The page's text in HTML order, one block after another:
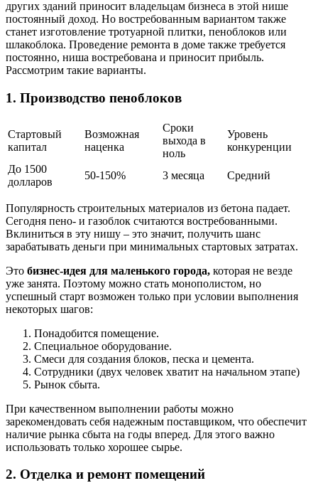
других зданий приносит владельцам бизнеса в этой нише
постоянный доход. Но востребованным вариантом также
станет изготовление тротуарной плитки, пеноблоков или
шлакоблока. Проведение ремонта в доме также требуется
постоянно, ниша востребована и приносит прибыль.
Рассмотрим такие варианты.
1. Производство пеноблоков
Стартовый
капитал
Возможная
наценка
Сроки
выхода в
ноль
Уровень
конкуренции
До 1500
долларов
50-150% 3 месяца Средний
Популярность строительных материалов из бетона падает.
Сегодня пено- и газоблок считаются востребованными.
Вклиниться в эту нишу – это значит, получить шанс
зарабатывать деньги при минимальных стартовых затратах.
Это бизнес-идея для маленького города, которая не везде
уже занята. Поэтому можно стать монополистом, но
успешный старт возможен только при условии выполнения
некоторых шагов:
Понадобится помещение.
Специальное оборудование.
Смеси для создания блоков, песка и цемента.
Сотрудники (двух человек хватит на начальном этапе)
Рынок сбыта.
При качественном выполнении работы можно
зарекомендовать себя надежным поставщиком, что обеспечит
наличие рынка сбыта на годы вперед. Для этого важно
использовать только хорошее сырье.
2. Отделка и ремонт помещений